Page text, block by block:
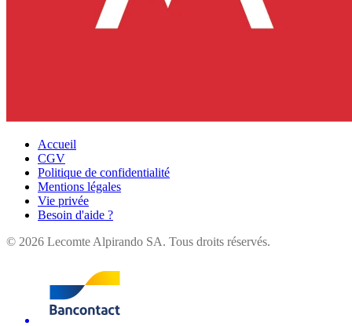
Accueil
CGV
Politique de confidentialité
Mentions légales
Vie privée
Besoin d'aide ?
© 2026 Lecomte Alpirando SA. Tous droits réservés.